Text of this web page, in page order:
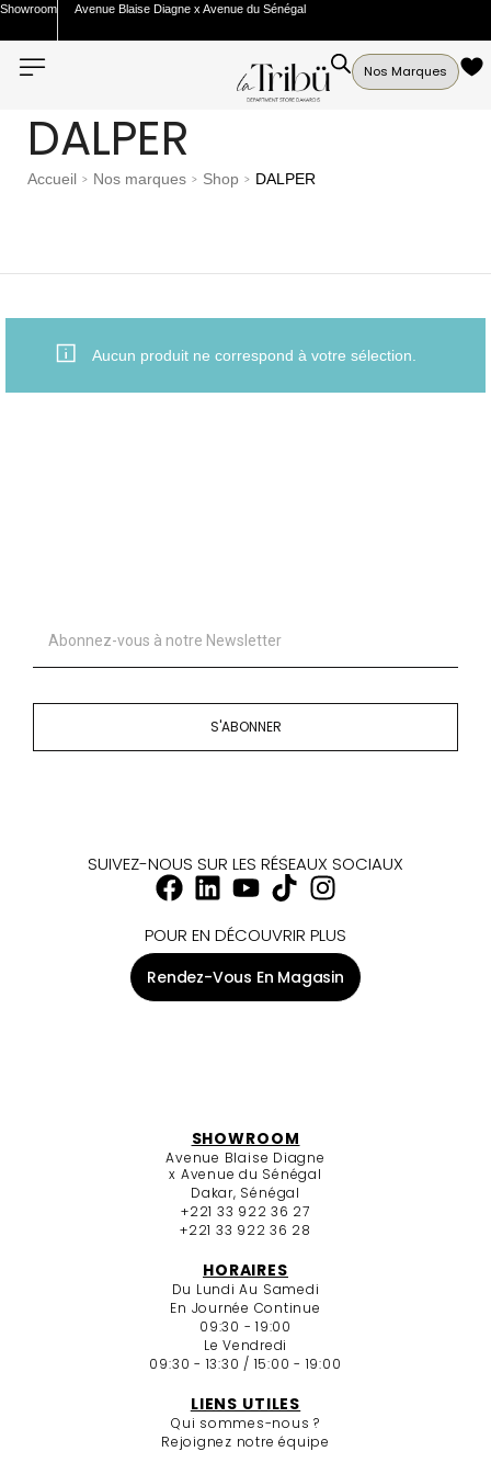
Showroom Avenue Blaise Diagne x Avenue du Sénégal
Nos Marques
DALPER
Accueil > Nos marques > Shop > DALPER
Aucun produit ne correspond à votre sélection.
S'ABONNER
SUIVEZ-NOUS SUR LES RÉSEAUX SOCIAUX
POUR EN DÉCOUVRIR PLUS
Rendez-Vous En Magasin
SHOWROOM
Avenue Blaise Diagne
x Avenue du Sénégal
Dakar, Sénégal
+221 33 922 36 27
+221 33 922 36 28
HORAIRES
Du Lundi Au Samedi
En Journée Continue
09:30 - 19:00
Le Vendredi
09:30 - 13:30 / 15:00 - 19:00
LIENS UTILES
Qui sommes-nous ?
Rejoignez notre équipe